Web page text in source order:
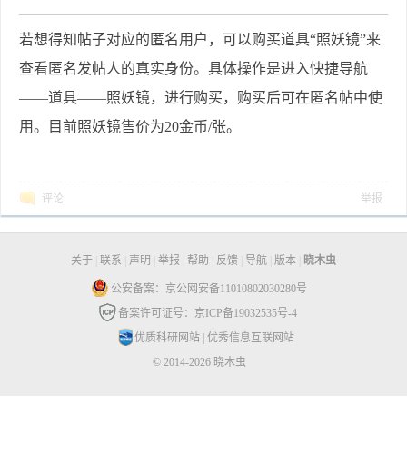
若想得知帖子对应的匿名用户，可以购买道具“照妖镜”来
查看匿名发帖人的真实身份。 具体操作是进入快捷导航
——道具——照妖镜，进行购买，购买后可在匿名帖中使
用。目前照妖镜售价为20金币/张。
评论 举报
关于 联系 声明 举报 帮助 反馈 导航 版本 晓木虫
公安备案：京公网安备11010802030280号
备案许可证号：京ICP备19032535号-4
优质科研网站| 优秀信息互联网站
© 2014-2026 晓木虫